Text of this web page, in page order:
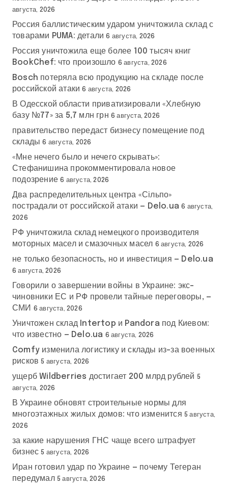
августа, 2026
Россия баллистическим ударом уничтожила склад с
товарами PUMA: детали 6 августа, 2026
Россия уничтожила еще более 100 тысяч книг
BookChef: что произошло 6 августа, 2026
Bosch потеряла всю продукцию на складе после
российской атаки 6 августа, 2026
В Одесской области приватизировали «Хлебную
базу №77» за 5,7 млн грн 6 августа, 2026
правительство передаст бизнесу помещение под
склады 6 августа, 2026
«Мне нечего было и нечего скрывать»:
Стефанишина прокомментировала новое
подозрение 6 августа, 2026
Два распределительных центра «Сільпо»
пострадали от российской атаки — Delo.ua 6 августа,
2026
РФ уничтожила склад немецкого производителя
моторных масел и смазочных масел 6 августа, 2026
не только безопасность, но и инвестиция — Delo.ua
6 августа, 2026
Говорили о завершении войны в Украине: экс-
чиновники ЕС и РФ провели тайные переговоры, —
СМИ
6 августа, 2026
Уничтожен склад Intertop и Pandora под Киевом:
что известно — Delo.ua 6 августа, 2026
Comfy изменила логистику и склады из-за военных
рисков 5 августа, 2026
ущерб Wildberries достигает 200 млрд рублей 5
августа, 2026
В Украине обновят строительные нормы для
многоэтажных жилых домов: что изменится 5 августа,
2026
за какие нарушения ГНС чаще всего штрафует
бизнес 5 августа, 2026
Иран готовил удар по Украине — почему Тегеран
передумал 5 августа, 2026